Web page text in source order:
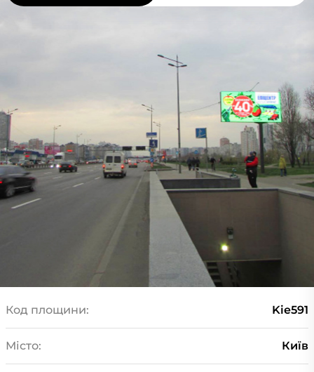
Код площини: Kie591
Місто: Київ